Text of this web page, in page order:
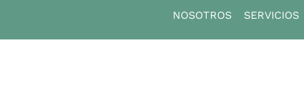
NOSOTROS SERVICIOS